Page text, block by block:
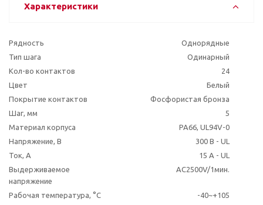
Характеристики
Рядность
Однорядные
Тип шага
Одинарный
Кол-во контактов
24
Цвет
Белый
Покрытие контактов
Фосфористая бронза
Шаг, мм
5
Материал корпуса
PA66, UL94V-0
Напряжение, В
300 В - UL
Ток, А
15 A - UL
Выдерживаемое
напряжение
AC2500V/1мин.
Рабочая температура, °C -40~+105